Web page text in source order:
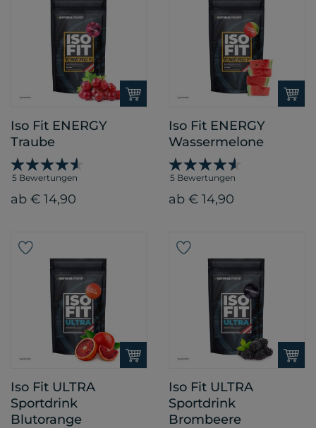
Iso Fit ENERGY
Traube
5 Bewertungen
ab € 14,90
Iso Fit ENERGY
Wassermelone
5 Bewertungen
ab € 14,90
Iso Fit ULTRA
Sportdrink
Blutorange
Iso Fit ULTRA
Sportdrink
Brombeere